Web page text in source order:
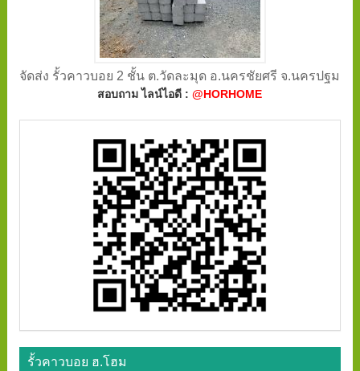
จัดส่ง รั้วคาวบอย 2 ชั้น ต.วัดละมุด อ.นครชัยศรี จ.นครปฐม
สอบถาม ไลน์ไอดี :@HORHOME
รั้วคาวบอย ฮ.โฮม